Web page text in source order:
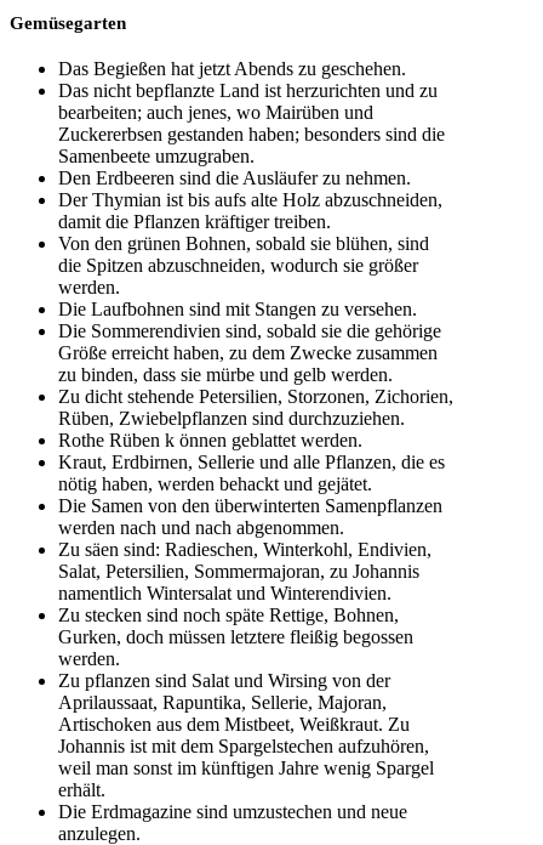
Gemüsegarten
Das Begießen hat jetzt Abends zu geschehen.
Das nicht bepflanzte Land ist herzurichten und zu
bearbeiten; auch jenes, wo Mairüben und
Zuckererbsen gestanden haben; besonders sind die
Samenbeete umzugraben.
Den Erdbeeren sind die Ausläufer zu nehmen.
Der Thymian ist bis aufs alte Holz abzuschneiden,
damit die Pflanzen kräftiger treiben.
Von den grünen Bohnen, sobald sie blühen, sind
die Spitzen abzuschneiden, wodurch sie größer
werden.
Die Laufbohnen sind mit Stangen zu versehen.
Die Sommerendivien sind, sobald sie die gehörige
Größe erreicht haben, zu dem Zwecke zusammen
zu binden, dass sie mürbe und gelb werden.
Zu dicht stehende Petersilien, Storzonen, Zichorien,
Rüben, Zwiebelpflanzen sind durchzuziehen.
Rothe Rüben k önnen geblattet werden.
Kraut, Erdbirnen, Sellerie und alle Pflanzen, die es
nötig haben, werden behackt und gejätet.
Die Samen von den überwinterten Samenpflanzen
werden nach und nach abgenommen.
Zu säen sind: Radieschen, Winterkohl, Endivien,
Salat, Petersilien, Sommermajoran, zu Johannis
namentlich Wintersalat und Winterendivien.
Zu stecken sind noch späte Rettige, Bohnen,
Gurken, doch müssen letztere fleißig begossen
werden.
Zu pflanzen sind Salat und Wirsing von der
Aprilaussaat, Rapuntika, Sellerie, Majoran,
Artischoken aus dem Mistbeet, Weißkraut. Zu
Johannis ist mit dem Spargelstechen aufzuhören,
weil man sonst im künftigen Jahre wenig Spargel
erhält.
Die Erdmagazine sind umzustechen und neue
anzulegen.